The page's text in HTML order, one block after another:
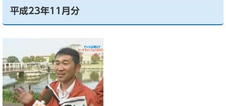
平成23年11月分